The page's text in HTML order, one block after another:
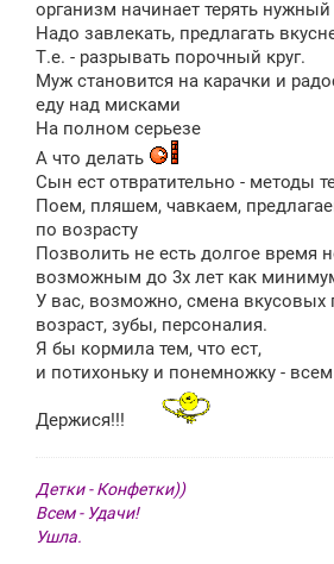
организм начинает терять нужный
Надо завлекать, предлагать
Т.е. - разрывать порочный круг.
Муж становится на карачки и
еду над мисками
На полном серьезе
А что делать
Сын ест отвратительно - методы
Поем, пляшем, чавкаем,
по возрасту
Позволить не есть долгое время
возможным до 3х лет как
У вас, возможно, смена вкусовых
возраст, зубы, персоналия.
Я бы кормила тем, что ест,
и потихоньку и понемножку -
Держися!!!
Детки - Конфетки))
Всем - Удачи!
Ушла.